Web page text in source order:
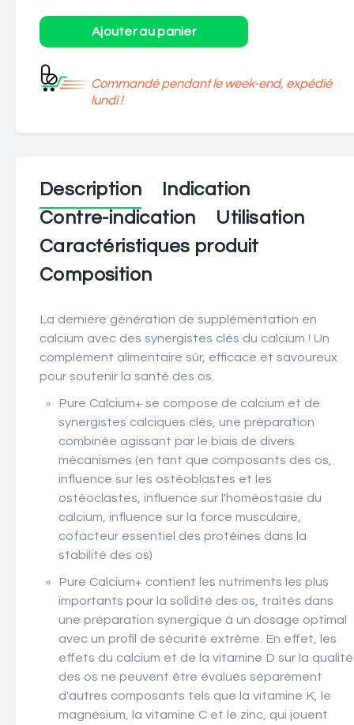
Commandé pendant le week-end, expédié
lundi !
Description
Indication
Contre-indication
Utilisation
Caractéristiques produit
Composition
La dernière génération de supplémentation en
calcium avec des synergistes clés du calcium ! Un
complément alimentaire sûr, efficace et savoureux
pour soutenir la santé des os.
Pure Calcium+ se compose de calcium et de
synergistes calciques clés , une préparation
combinée agissant par le biais de divers
mécanismes (en tant que composants des os,
influence sur les ostéoblastes et les
ostéoclastes, influence sur l'homéostasie du
calcium, influence sur la force musculaire,
cofacteur essentiel des protéines dans la
stabilité des os)
Pure Calcium+ contient les nutriments les plus
importants pour la solidité des os, traités dans
une préparation synergique à un dosage optimal
avec un profil de sécurité extrême. En effet, les
effets du calcium et de la vitamine D sur la qualité
des os ne peuvent être évalués séparément
d'autres composants tels que la vitamine K, le
magnésium, la vitamine C et le zinc, qui jouent